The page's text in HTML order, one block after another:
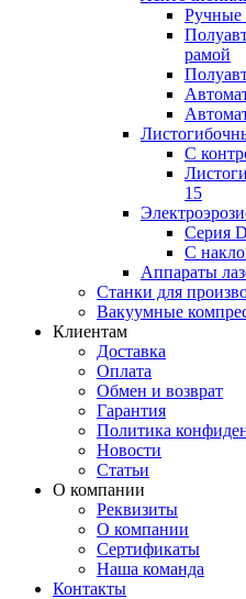
Ручные
рамой
С
15
Серия
С
Аппараты
Станки для
Вакуумные
Клиентам
Доставка
Оплата
Обмен и возврат
Гарантия
Политика
Новости
Статьи
О компании
Реквизиты
О компании
Сертификаты
Наша команда
Контакты